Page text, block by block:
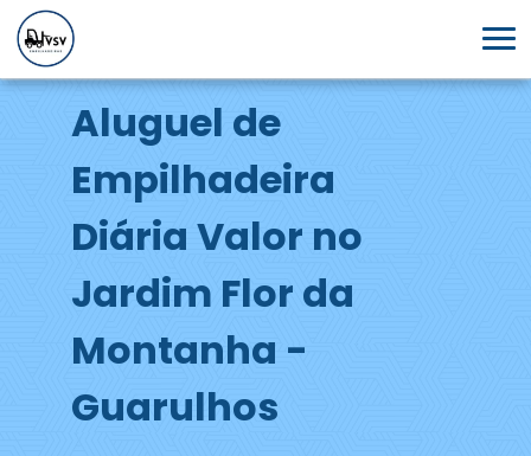
Aluguel de
Empilhadeira
Diária Valor no
Jardim Flor da
Montanha -
Guarulhos